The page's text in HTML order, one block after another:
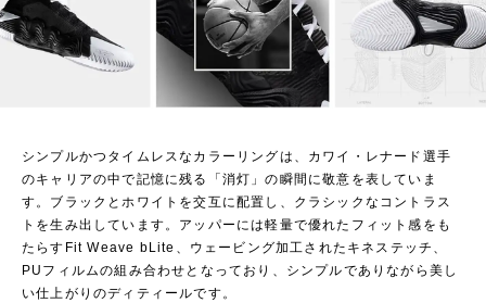
シンプルかつタイムレスなカラーリングは、カワイ・レナード選手
のキャリアの中で記憶に残る「消灯」の瞬間に敬意を表していま
す。ブラックとホワイトを交互に配置し、クラシックなコントラス
トを生み出しています。アッパーには軽量で優れたフィット感をも
たらすFit Weave bLite、ウェービング加工されたキネステッチ、
PUフィルムの組み合わせとなっており、シンプルでありながら美し
い仕上がりのディティールです。